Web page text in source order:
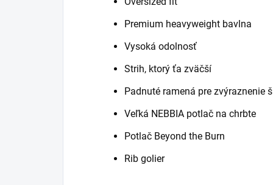
Premium heavyweight bavlna
Vysoká odolnosť
Strih, ktorý ťa zväčší
Padnuté ramená pre zvýraznenie
Veľká NEBBIA potlač na chrbte
Potlač Beyond the Burn
Rib golier